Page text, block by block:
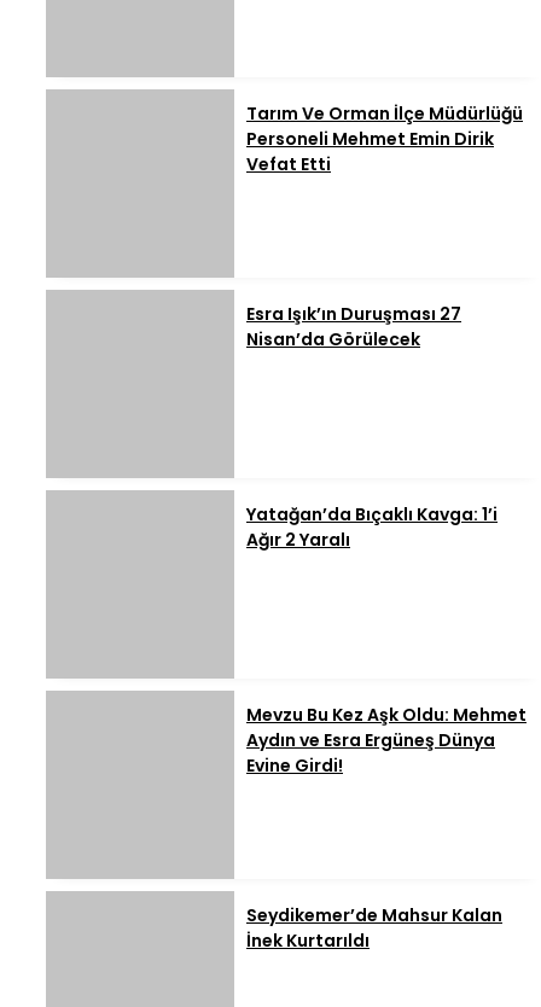
Tarım Ve Orman İlçe Müdürlüğü
Personeli Mehmet Emin Dirik
Vefat Etti
Esra Işık’ın Duruşması 27
Nisan’da Görülecek
Yatağan’da Bıçaklı Kavga: 1’i
Ağır 2 Yaralı
Mevzu Bu Kez Aşk Oldu: Mehmet
Aydın ve Esra Ergüneş Dünya
Evine Girdi!
Seydikemer’de Mahsur Kalan
İnek Kurtarıldı